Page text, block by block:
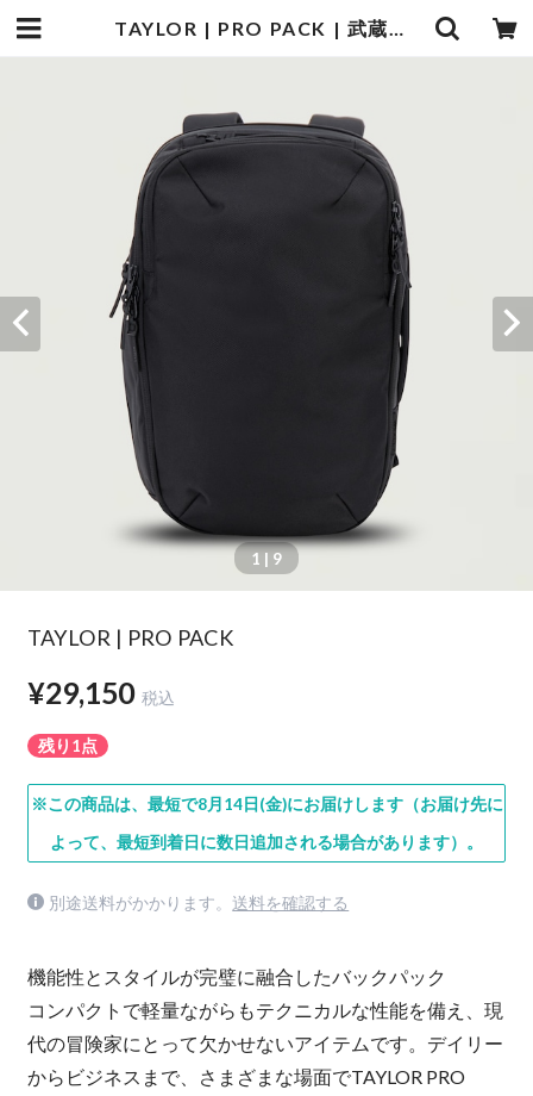
TAYLOR | PRO PACK | 武蔵小杉のセレクトショップ【ナクール】-nakool-
1 | 9
TAYLOR | PRO PACK
¥29,150 税込
残り1点
※この商品は、最短で8月14日(金)にお届けします（お届け先に
よって、最短到着日に数日追加される場合があります）。
別途送料がかかります。 送料を確認する
機能性とスタイルが完璧に融合したバックパック
コンパクトで軽量ながらもテクニカルな性能を備え、現
代の冒険家にとって欠かせないアイテムです。デイリー
からビジネスまで、さまざまな場面でTAYLOR PRO